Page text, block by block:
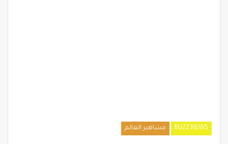
BUZZ NEWS مشاهير العالم